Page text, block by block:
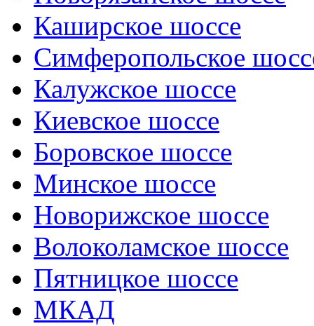
Каширское шоссе
Симферопольское
Калужское шоссе
Киевское шоссе
Боровское шоссе
Минское шоссе
Новорижское шоссе
Волоколамское шоссе
Пятницкое шоссе
МКАД